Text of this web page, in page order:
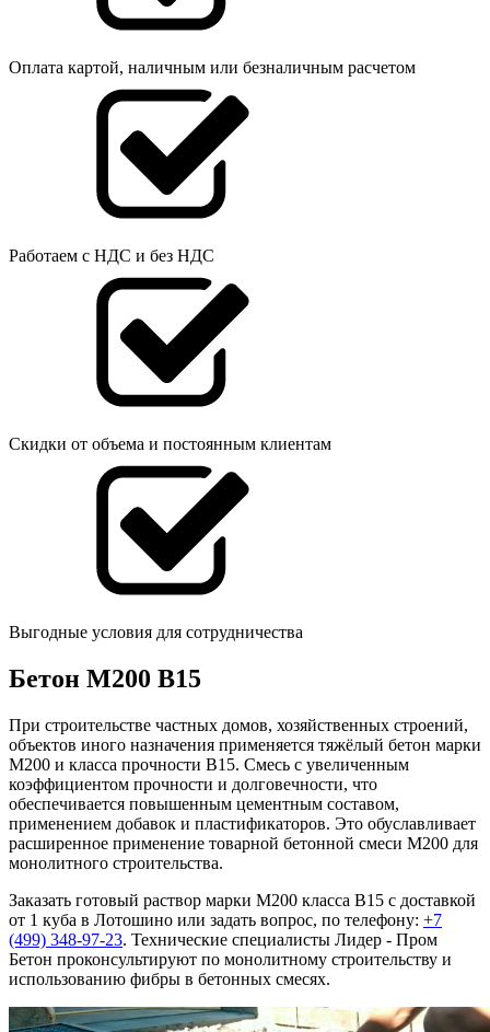
Оплата картой, наличным или безналичным расчетом
Работаем с НДС и без НДС
Скидки от объема и постоянным клиентам
Выгодные условия для сотрудничества
Бетон М200 В15
При строительстве частных домов, хозяйственных строений,
объектов иного назначения применяется тяжёлый бетон марки
М200 и класса прочности B15. Смесь с увеличенным
коэффициентом прочности и долговечности, что
обеспечивается повышенным цементным составом,
применением добавок и пластификаторов. Это обуславливает
расширенное применение товарной бетонной смеси М200 для
монолитного строительства.
Заказать готовый раствор марки М200 класса В15 с доставкой
от 1 куба в Лотошино или задать вопрос, по телефону: +7
(499) 348-97-23. Технические специалисты Лидер - Пром
Бетон проконсультируют по монолитному строительству и
использованию фибры в бетонных смесях.